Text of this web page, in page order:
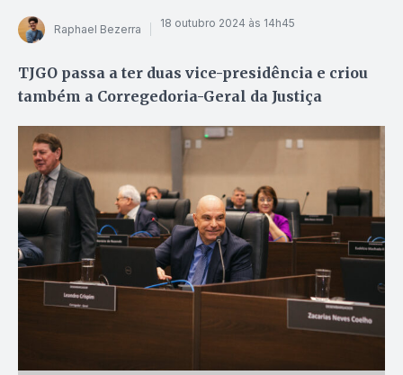
Raphael Bezerra 18 outubro 2024 às 14h45
TJGO passa a ter duas vice-presidência e criou
também a Corregedoria-Geral da Justiça